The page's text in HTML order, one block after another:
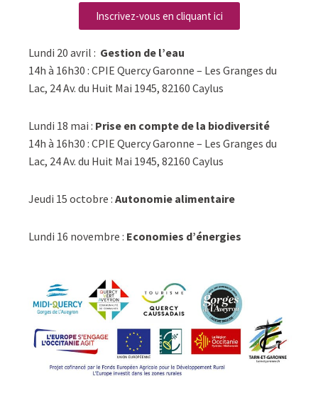
Inscrivez-vous en cliquant ici
Lundi 20 avril : Gestion de l’eau
14h à 16h30 : CPIE Quercy Garonne – Les Granges du
Lac, 24 Av. du Huit Mai 1945, 82160 Caylus
Lundi 18 mai : Prise en compte de la biodiversité
14h à 16h30 : CPIE Quercy Garonne – Les Granges du
Lac, 24 Av. du Huit Mai 1945, 82160 Caylus
Jeudi 15 octobre : Autonomie alimentaire
Lundi 16 novembre : Economies d’énergies